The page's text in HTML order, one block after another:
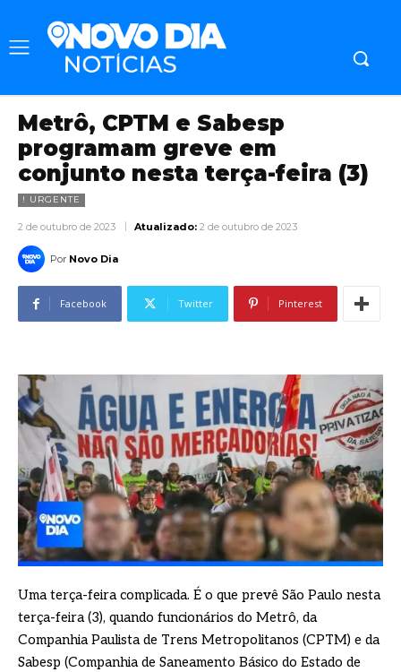
Metrô, CPTM e Sabesp
programam greve em
conjunto nesta terça-feira (3)
! URGENTE
2 de outubro de 2023 Atualizado: 2 de outubro de 2023
Por Novo Dia
Facebook Twitter Pinterest
Uma terça-feira complicada. É o que prevê São Paulo nesta
terça-feira (3), quando funcionários do Metrô, da
Companhia Paulista de Trens Metropolitanos (CPTM) e da
Sabesp (Companhia de Saneamento Básico do Estado de